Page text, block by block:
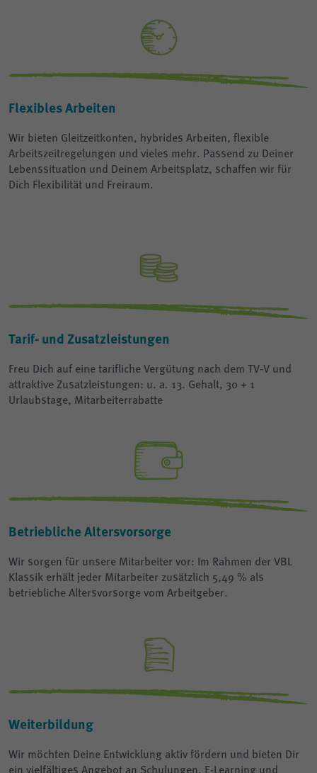
Flexibles Arbeiten
Wir bieten Gleitzeitkonten, hybrides Arbeiten, flexible
Arbeitszeitregelungen und vieles mehr. Passend zu Deiner
Lebenssituation und Deinem Arbeitsplatz, schaffen wir für
Dich Flexibilität und Freiraum.
Tarif- und Zusatzleistungen
Freu Dich auf eine tarifliche Vergütung nach dem TV-V und
attraktive Zusatzleistungen: u. a. 13. Gehalt, 30 + 1
Urlaubstage, Mitarbeiterrabatte
Betriebliche Altersvorsorge
Wir sorgen für unsere Mitarbeiter vor: Im Rahmen der VBL
Klassik erhält jeder Mitarbeiter zusätzlich 5,49 % als
betriebliche Altersvorsorge vom Arbeitgeber.
Weiterbildung
Wir möchten Deine Entwicklung aktiv fördern und bieten Dir
ein vielfältiges Angebot an Schulungen, E-Learning und